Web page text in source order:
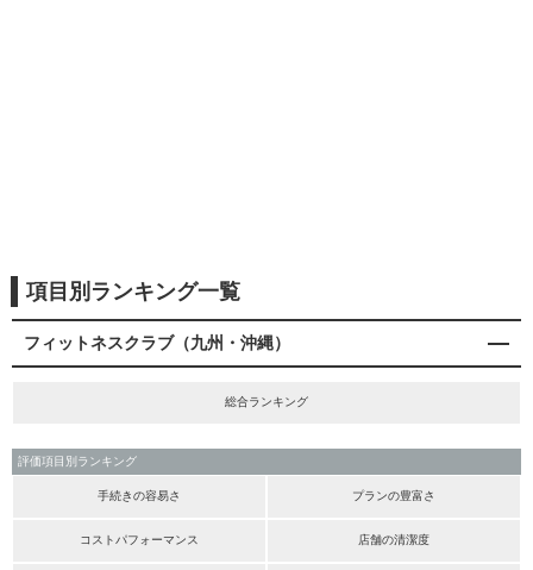
項目別ランキング一覧
フィットネスクラブ（九州・沖縄）
総合ランキング
評価項目別ランキング
手続きの容易さ プランの豊富さ
コストパフォーマンス 店舗の清潔度